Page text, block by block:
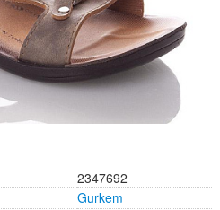
2347692
Gurkem